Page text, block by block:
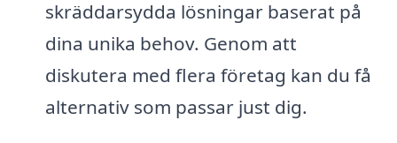
skräddarsydda lösningar baserat på
dina unika behov. Genom att
diskutera med flera företag kan du få
alternativ som passar just dig.